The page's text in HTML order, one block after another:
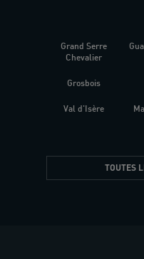
Grand Serre
Chevalier
Grosbois
Val d'Isère
TOUTES